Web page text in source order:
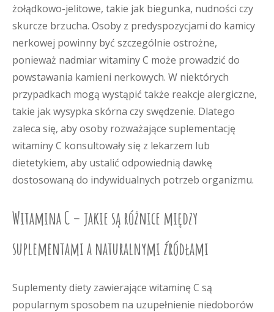
żołądkowo-jelitowe, takie jak biegunka, nudności czy
skurcze brzucha. Osoby z predyspozycjami do kamicy
nerkowej powinny być szczególnie ostrożne,
ponieważ nadmiar witaminy C może prowadzić do
powstawania kamieni nerkowych. W niektórych
przypadkach mogą wystąpić także reakcje alergiczne,
takie jak wysypka skórna czy swędzenie. Dlatego
zaleca się, aby osoby rozważające suplementację
witaminy C konsultowały się z lekarzem lub
dietetykiem, aby ustalić odpowiednią dawkę
dostosowaną do indywidualnych potrzeb organizmu.
Witamina C – jakie są różnice między
suplementami a naturalnymi źródłami
Suplementy diety zawierające witaminę C są
popularnym sposobem na uzupełnienie niedoborów